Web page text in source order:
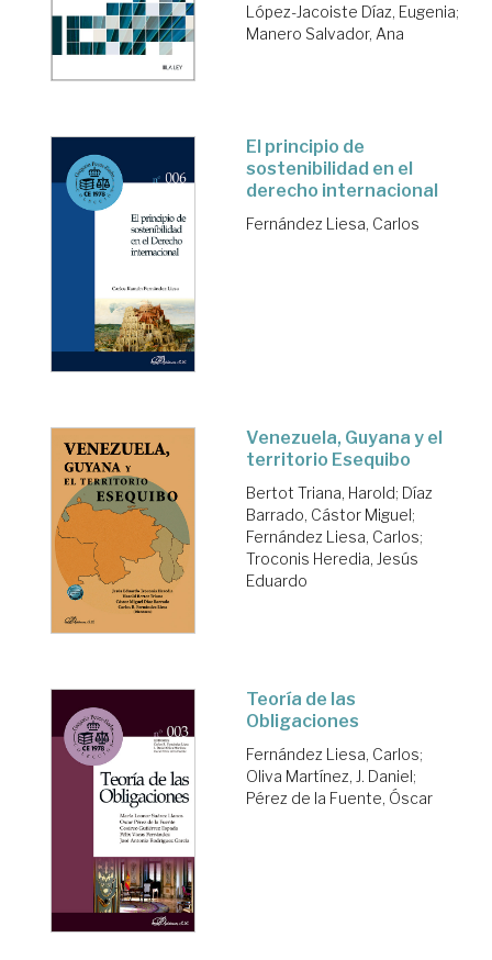
López-Jacoiste Díaz, Eugenia;
Manero Salvador, Ana
El principio de
sostenibilidad en el
derecho internacional
Fernández Liesa, Carlos
Venezuela, Guyana y el
territorio Esequibo
Bertot Triana, Harold; Díaz
Barrado, Cástor Miguel;
Fernández Liesa, Carlos;
Troconis Heredia, Jesús
Eduardo
Teoría de las
Obligaciones
Fernández Liesa, Carlos;
Oliva Martínez, J. Daniel;
Pérez de la Fuente, Óscar